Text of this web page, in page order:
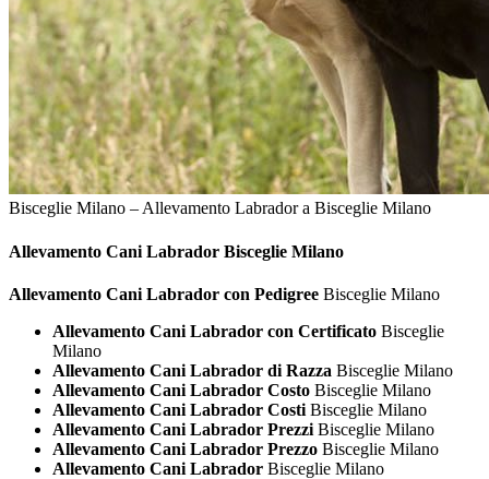
Bisceglie Milano – Allevamento Labrador a Bisceglie Milano
Allevamento Cani Labrador Bisceglie Milano
Allevamento Cani Labrador con Pedigree Bisceglie Milano
Allevamento Cani Labrador con Certificato Bisceglie
Milano
Allevamento Cani Labrador di Razza Bisceglie Milano
Allevamento Cani Labrador Costo Bisceglie Milano
Allevamento Cani Labrador Costi Bisceglie Milano
Allevamento Cani Labrador Prezzi Bisceglie Milano
Allevamento Cani Labrador Prezzo Bisceglie Milano
Allevamento Cani Labrador Bisceglie Milano